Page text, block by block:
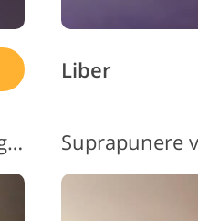
Liber
Suprapunere video cu scurgeri de lumină gratuită nr. 9 "Shining Moment"